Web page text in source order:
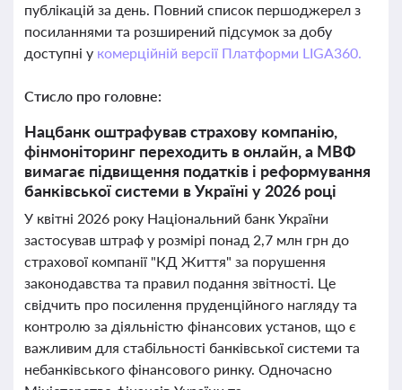
публікацій за день. Повний список першоджерел з
посиланнями та розширений підсумок за добу
доступні у комерційній версії Платформи LIGA360.
Стисло про головне:
Нацбанк оштрафував страхову компанію,
фінмоніторинг переходить в онлайн, а МВФ
вимагає підвищення податків і реформування
банківської системи в Україні у 2026 році
У квітні 2026 року Національний банк України
застосував штраф у розмірі понад 2,7 млн грн до
страхової компанії "КД Життя" за порушення
законодавства та правил подання звітності. Це
свідчить про посилення пруденційного нагляду та
контролю за діяльністю фінансових установ, що є
важливим для стабільності банківської системи та
небанківського фінансового ринку. Одночасно